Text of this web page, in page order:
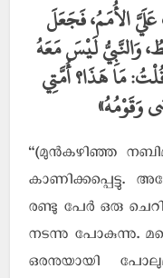
الأُمَمُ، فَجَعَلَ
وَالنَّبِيُّ لَيْسَ مَعَهُ
مَا هَذَا؟ أُمَّتِي
وَقَوْمُهُ»
“(മുന്‍കഴിഞ്ഞ
കാണിക്കപ്പെട്ടു.
രണ്ടു പേര്‍ ഒരു
നടന്നു പോകുന്നു.
ഒരനുയായി